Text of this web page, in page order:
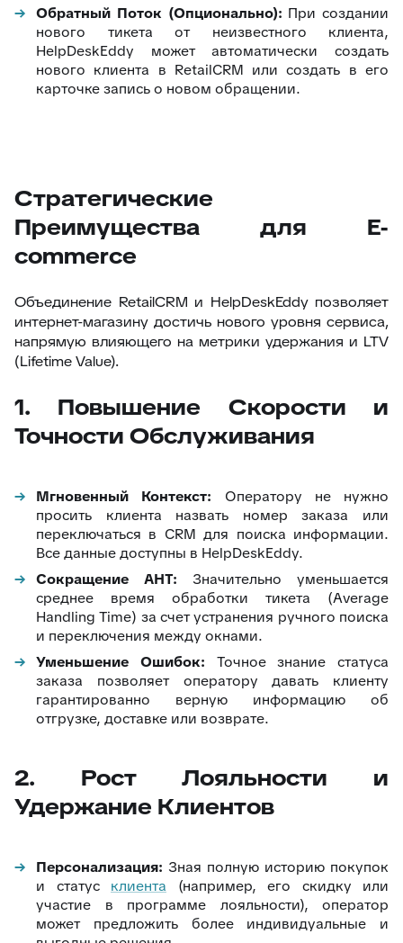
Обратный Поток (Опционально): При создании
нового тикета от неизвестного клиента,
HelpDeskEddy может автоматически создать
нового клиента в RetailCRM или создать в его
карточке запись о новом обращении.
Стратегические
Преимущества для E-
commerce
Объединение RetailCRM и HelpDeskEddy позволяет
интернет-магазину достичь нового уровня сервиса,
напрямую влияющего на метрики удержания и LTV
(Lifetime Value).
1. Повышение Скорости и
Точности Обслуживания
Мгновенный Контекст: Оператору не нужно
просить клиента назвать номер заказа или
переключаться в CRM для поиска информации.
Все данные доступны в HelpDeskEddy.
Сокращение AHT: Значительно уменьшается
среднее время обработки тикета (Average
Handling Time) за счет устранения ручного поиска
и переключения между окнами.
Уменьшение Ошибок: Точное знание статуса
заказа позволяет оператору давать клиенту
гарантированно верную информацию об
отгрузке, доставке или возврате.
2. Рост Лояльности и
Удержание Клиентов
Персонализация: Зная полную историю покупок
и статус клиента (например, его скидку или
участие в программе лояльности), оператор
может предложить более индивидуальные и